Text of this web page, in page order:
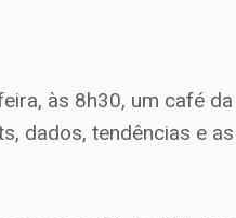
às 8h30, um café
dados, tendências e